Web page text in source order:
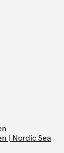
| Nordic Sea